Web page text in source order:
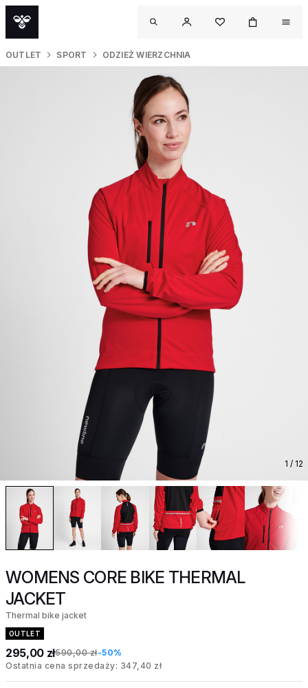
OUTLET SPORT ODZIEŻ WIERZCHNIA
1 / 12
WOMENS CORE BIKE THERMAL
JACKET
Thermal bike jacket
OUTLET
295,00 zł590,00 zł-50%
Ostatnia cena sprzedaży: 347,40 zł